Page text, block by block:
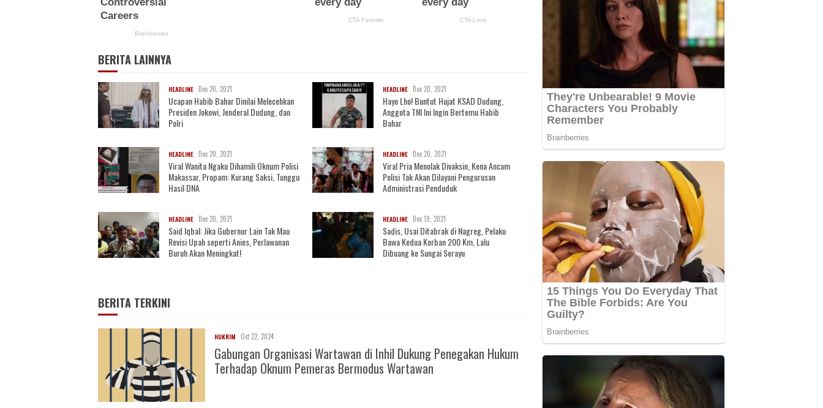
BERITA LAINNYA
HEADLINE Dec 20, 2021
Ucapan Habib Bahar Dinilai Melecehkan
Presiden Jokowi, Jenderal Dudung, dan
Polri
HEADLINE Dec 20, 2021
Hayo Lho! Buntut Hujat KSAD Dudung,
Anggota TNI Ini Ingin Bertemu Habib
Bahar
HEADLINE Dec 20, 2021
Viral Wanita Ngaku Dihamili Oknum Polisi
Makassar, Propam: Kurang Saksi, Tunggu
Hasil DNA
HEADLINE Dec 20, 2021
Viral Pria Menolak Divaksin, Kena Ancam
Polisi Tak Akan Dilayani Pengurusan
Administrasi Penduduk
HEADLINE Dec 20, 2021
Said Iqbal: Jika Gubernur Lain Tak Mau
Revisi Upah seperti Anies, Perlawanan
Buruh Akan Meningkat!
HEADLINE Dec 19, 2021
Sadis, Usai Ditabrak di Nagreg, Pelaku
Bawa Kedua Korban 200 Km, Lalu
Dibuang ke Sungai Serayu
BERITA TERKINI
HUKRIM Oct 22, 2024
Gabungan Organisasi Wartawan di Inhil Dukung Penegakan Hukum
Terhadap Oknum Pemeras Bermodus Wartawan